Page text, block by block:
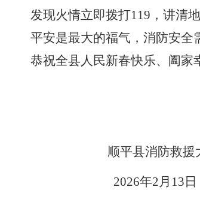
发现火情立即拨打119，讲清
平安是最大的福气，消防安全
恭祝全县 人民新春快乐、阖家
顺平县消防救援
2026年2 月 1 3日